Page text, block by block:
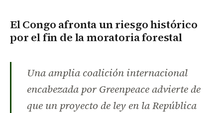
El Congo afronta un riesgo histórico
por el fin de la moratoria forestal
Una amplia coalición internacional
encabezada por Greenpeace advierte de
que un proyecto de ley en la República